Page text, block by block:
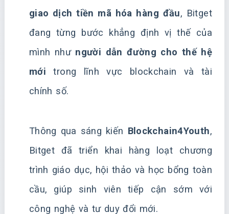
giao dịch tiền mã hóa hàng đầu, Bitget
đang từng bước khẳng định vị thế của
mình như người dẫn đường cho thế hệ
mới trong lĩnh vực blockchain và tài
chính số.
Thông qua sáng kiến Blockchain4Youth,
Bitget đã triển khai hàng loạt chương
trình giáo dục, hội thảo và học bổng toàn
cầu, giúp sinh viên tiếp cận sớm với
công nghệ và tư duy đổi mới.